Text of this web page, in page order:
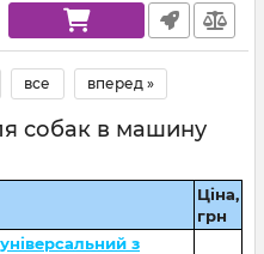
все вперед »
собак в машину
Ціна,
грн
з